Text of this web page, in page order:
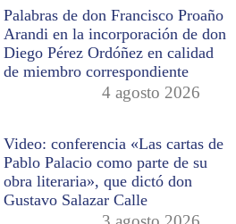
Palabras de don Francisco Proaño
Arandi en la incorporación de don
Diego Pérez Ordóñez en calidad
de miembro correspondiente
4 agosto 2026
Video: conferencia «Las cartas de
Pablo Palacio como parte de su
obra literaria», que dictó don
Gustavo Salazar Calle